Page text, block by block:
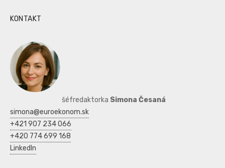
KONTAKT
šéfredaktorka Simona Česaná
simona@euroekonom.sk
+421 907 234 066
+420 774 699 168
LinkedIn